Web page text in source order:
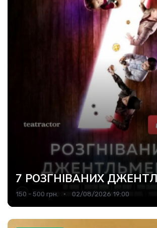
7 РОЗГНІВАНИХ
150 - 500 грн. 02/08/2026 19:00